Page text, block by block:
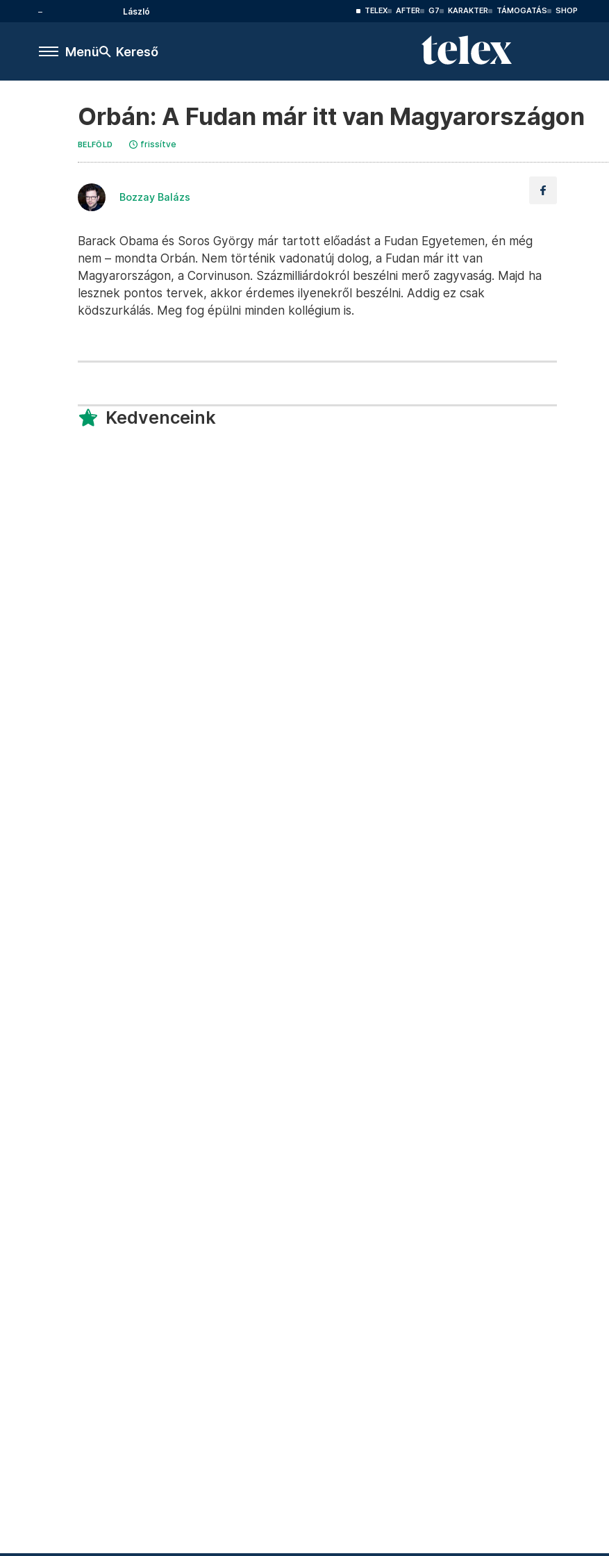
László TELEX AFTER G7 KARAKTER TÁMOGATÁS SHOP
Menü Kereső
Orbán: A Fudan már itt van Magyarországon
BELFÖLD frissítve
Bozzay Balázs
Barack Obama és Soros György már tartott előadást a Fudan Egyetemen, én még
nem – mondta Orbán. Nem történik vadonatúj dolog, a Fudan már itt van
Magyarországon, a Corvinuson. Százmilliárdokról beszélni merő zagyvaság. Majd ha
lesznek pontos tervek, akkor érdemes ilyenekről beszélni. Addig ez csak
ködszurkálás. Meg fog épülni minden kollégium is.
Kedvenceink